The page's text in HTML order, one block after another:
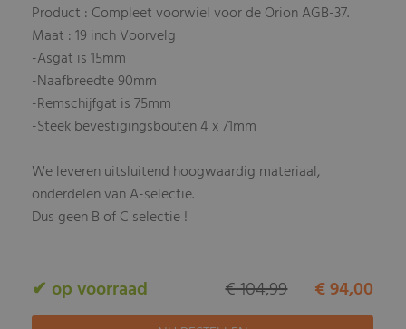
Product : Compleet voorwiel voor de Orion AGB-37.
Maat : 19 inch Voorvelg
-Asgat is 15mm
-Naafbreedte 90mm
-Remschijfgat is 75mm
-Steek bevestigingsbouten 4 x 71mm
We leveren uitsluitend hoogwaardig materiaal,
onderdelen van A-selectie.
Dus geen B of C selectie !
✔ op voorraad € 94,00
€ 104,99